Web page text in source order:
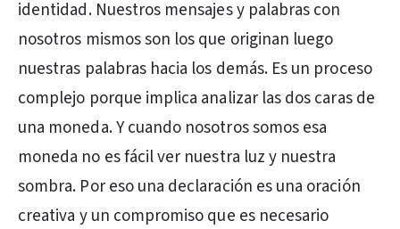
identidad. Nuestros mensajes y palabras con
nosotros mismos son los que originan luego
nuestras palabras hacia los demás. Es un proceso
complejo porque implica analizar las dos caras de
una moneda. Y cuando nosotros somos esa
moneda no es fácil ver nuestra luz y nuestra
sombra. Por eso una declaración es una oración
creativa y un compromiso que es necesario